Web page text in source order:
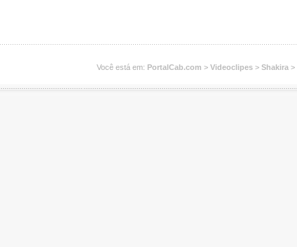
Você está em: PortalCab.com > Videoclipes > Shakira >